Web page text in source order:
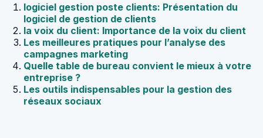
logiciel gestion poste clients: Présentation du
logiciel de gestion de clients
la voix du client: Importance de la voix du client
Les meilleures pratiques pour l’analyse des
campagnes marketing
Quelle table de bureau convient le mieux à votre
entreprise ?
Les outils indispensables pour la gestion des
réseaux sociaux